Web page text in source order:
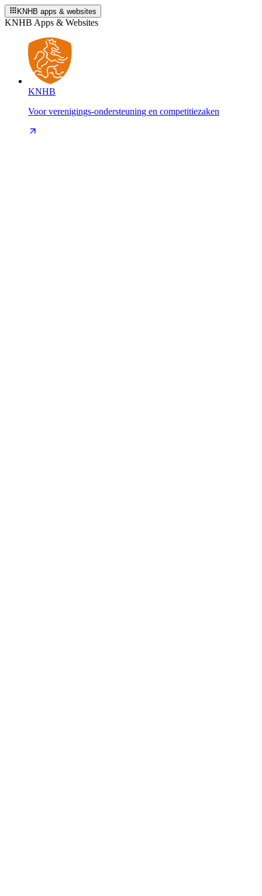
KNHB apps & websites
KNHB Apps & Websites
KNHB
Voor verenigings-ondersteuning en competitiezaken